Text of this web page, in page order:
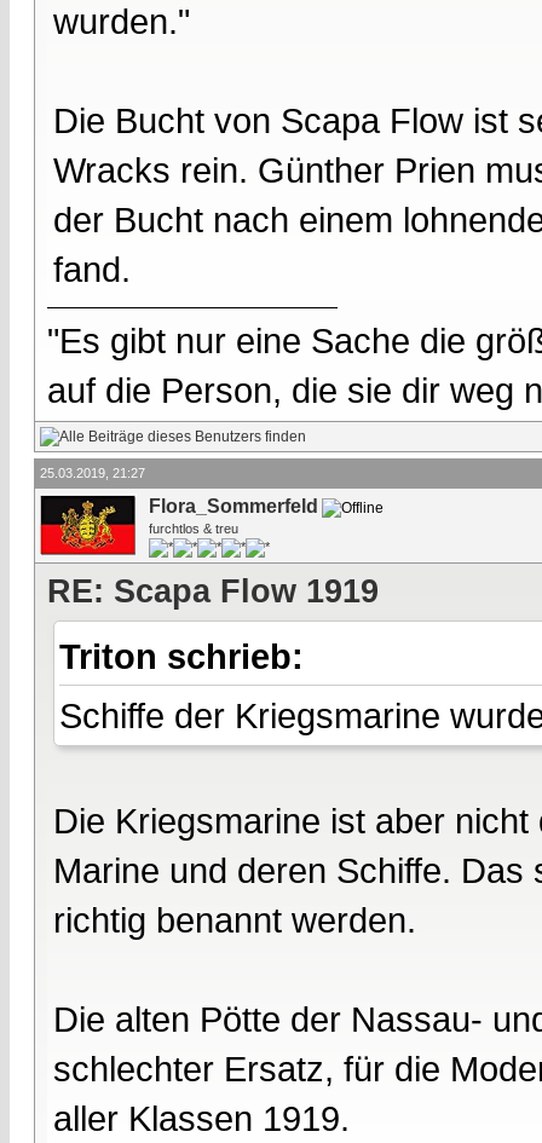
wurden."
Die Bucht von Scapa Flow ist
Wracks rein. Günther Prien
der Bucht nach einem
fand.
"Es gibt nur eine Sache die
auf die Person, die sie dir weg
25.03.2019, 21:27
Flora_Sommerfeld
furchtlos & treu
RE: Scapa Flow 1919
Triton schrieb:
Schiffe der Kriegsmarine
Die Kriegsmarine ist aber
Marine und deren Schiffe.
richtig benannt werden.
Die alten Pötte der Nassau-
schlechter Ersatz, für die
aller Klassen 1919.